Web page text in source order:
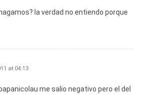
Empecé a tener perdidas de voz y
de garganta, el cual, según el médico,
los microcondilomas y la relación
me quedan preocupaciones de, si
haberse contagiado? y mi esposo,
que le podría pasara a él? Por fa,
la verdad no entiendo porque
at 04:13
me salio negativo pero el del